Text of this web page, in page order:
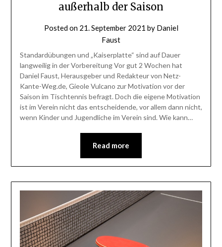
außerhalb der Saison
Posted on 21. September 2021 by Daniel
Faust
Standardübungen und „Kaiserplatte“ sind auf Dauer
langweilig in der Vorbereitung Vor gut 2 Wochen hat
Daniel Faust, Herausgeber und Redakteur von Netz-
Kante-Weg.de, Gieole Vulcano zur Motivation vor der
Saison im Tischtennis befragt. Doch die eigene Motivation
ist im Verein nicht das entscheidende, vor allem dann nicht,
wenn Kinder und Jugendliche im Verein sind. Wie kann…
Read more